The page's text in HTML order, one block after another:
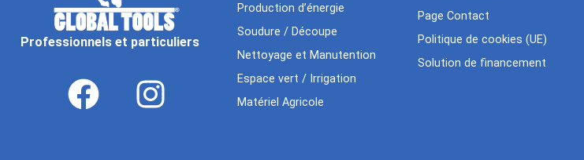
Professionnels et particuliers
Production d’énergie
Soudure / Découpe
Nettoyage et Manutention
Espace vert / Irrigation
Matériel Agricole
Page Contact
Politique de cookies (UE)
Solution de financement